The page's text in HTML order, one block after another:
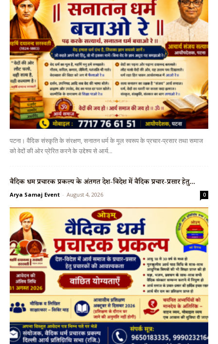
पटना। वैदिक संस्कृति के संरक्षण, सनातन धर्म के मूल स्वरूप के प्रचार-प्रसार तथा समाज
को वेदों की ओर प्रेरित करने के उद्देश्य से आर्य...
वैदिक धर्म प्रचारक प्रकल्प के अंतर्गत देश-विदेश में वैदिक प्रचार-प्रसार हेतु...
Arya Samaj Event - August 4, 2026 0